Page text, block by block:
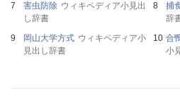
害虫防除 ウィキペディア小見出
し辞書
捕
辞
岡山大学方式 ウィキペディア小
見出し辞書
合
小